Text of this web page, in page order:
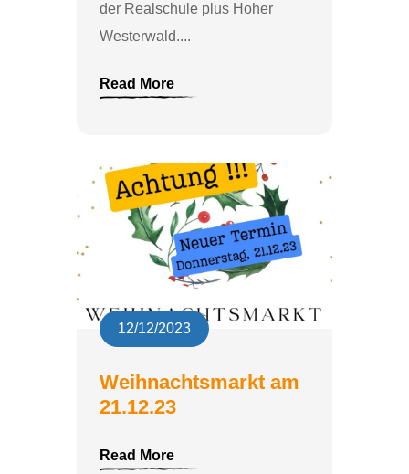
der Realschule plus Hoher
Westerwald....
Read More
12/12/2023
Weihnachtsmarkt am
21.12.23
Read More